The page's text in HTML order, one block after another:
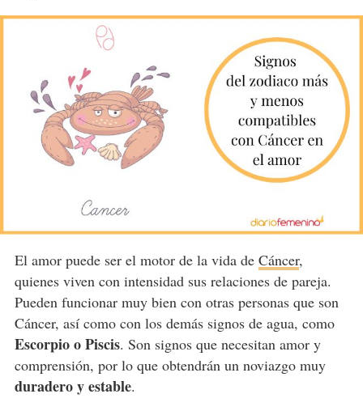
El amor puede ser el motor de la vida de Cáncer,
quienes viven con intensidad sus relaciones de pareja.
Pueden funcionar muy bien con otras personas que son
Cáncer, así como con los demás signos de agua, como
Escorpio o Piscis. Son signos que necesitan amor y
comprensión, por lo que obtendrán un noviazgo muy
duradero y estable.